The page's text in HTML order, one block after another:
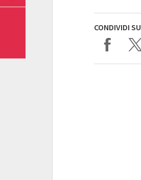
CONDIVIDI SU